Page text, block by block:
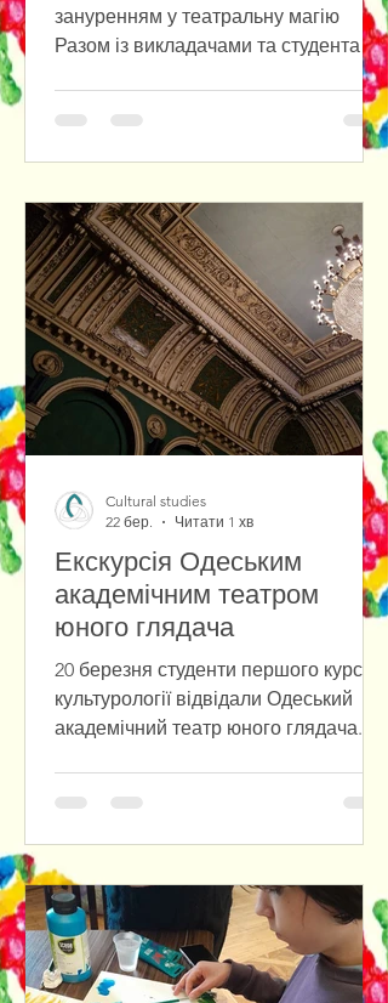
зануренням у театральну магію
Разом із викладачами та студентами
народжується мистецтво, емоції та
жива енергія сцени. Особливо цінно,
студентка першого курсу — це
зробило досвід ще більш теплим. Ми
побували там, куди зазвичай не
потрапляє глядач: вийшли на сцену,
відчули її масштаб і атмосферу, а
також спустилися до оркестрової
ями. Там на нас чекав невеликий
Екскурсія Одеським
академічним театром
юного глядача
20 березня студенти першого курсу
культурології відвідали Одеський
академічний театр юного глядача.
значення для культурного життя
Одеси. Вони мали змогу зазирнути за
лаштунки, поринути в особливу
атмосферу театру, відчути емоційну
силу живої гри акторів та глибше
зрозуміти специфіку театрального
Cultural studies
22 бер.
Читати 1 хв